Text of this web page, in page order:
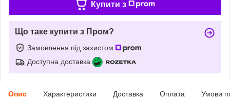
Купити з
Що таке купити з Пром?
Замовлення під захистом
Доступна доставка
Опис Характеристики Доставка Оплата Умови